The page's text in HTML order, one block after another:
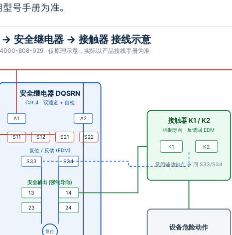
号手册为准。